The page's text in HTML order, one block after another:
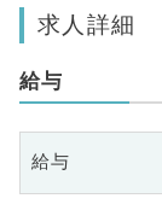
求人詳細
給与
給与